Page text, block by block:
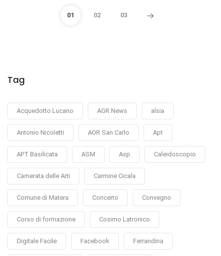
01 02 03
Tag
Acquedotto Lucano AGR News alsia
Antonio Nicoletti AOR San Carlo Apt
APT Basilicata ASM Asp Caleidoscopio
Camerata delle Arti Carmine Cicala
Comune di Matera Concerto Convegno
Corso di formazione Cosimo Latronico
Digitale Facile Facebook Ferrandina